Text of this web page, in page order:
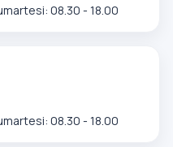
08.30 - 18.00
08.30 - 18.00